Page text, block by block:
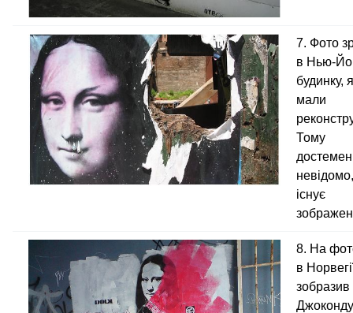
7. Фото
в Нью-
будинку,
мали
Тому
існує
8. На
в
зобразив